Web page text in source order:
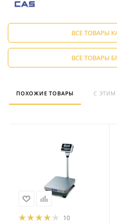
ВСЕ ТОВАРЫ
ВСЕ ТОВАРЫ
ПОХОЖИЕ ТОВАРЫ С
10